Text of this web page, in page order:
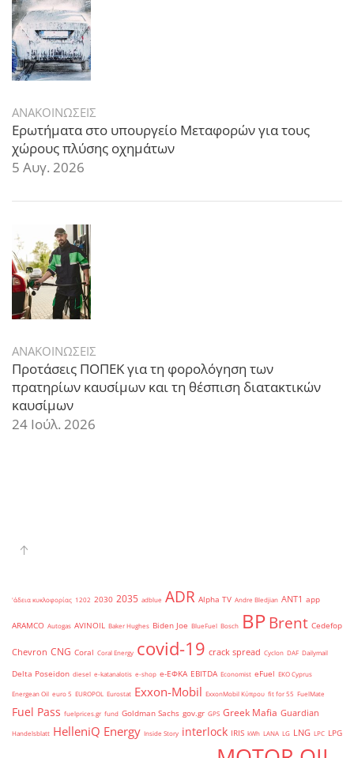
ΑΝΑΚΟΙΝΩΣΕΙΣ
Ερωτήματα στο υπουργείο Μεταφορών για τους
χώρους πλύσης οχημάτων
5 Αυγ. 2026
ΑΝΑΚΟΙΝΩΣΕΙΣ
Προτάσεις ΠΟΠΕΚ για τη φορολόγηση των
πρατηρίων καυσίμων και τη θέσπιση διατακτικών
καυσίμων
24 Ιούλ. 2026
'άδεια κυκλοφορίας 1202 2030 2035 adblue ADR Alpha TV Andre Bledjian ANT1 app
ARAMCO Autogas AVINOIL Baker Hughes Biden Joe BlueFuel Bosch BPBrent Cedefop
Chevron CNG Coral Coral Energy covid-19 crack spread Cyclon DAF Dailymail
Delta Poseidon diesel e-katanalotis e-shop e-ΕΦΚΑ EBITDA Economist eFuel EKO Cyprus
Energean Oil euro 5 EUROPOL Eurostat Exxon-Mobil ExxonMobil Κύπρου fit for 55 FuelMate
Fuel Pass fuelprices.gr fund Goldman Sachs gov.gr GPS Greek Mafia Guardian
Handelsblatt HelleniQ Energy Inside Story interlock IRIS kWh LANA LG LNG LPC LPG